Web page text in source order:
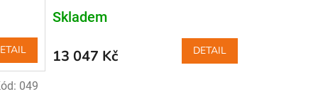
Skladem
13 047 Kč DETAIL
049